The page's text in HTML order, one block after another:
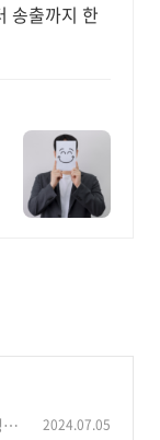
송출까지 한
2024.07.05